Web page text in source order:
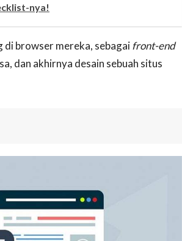
nya!
di browser mereka, sebagai front-end
dan akhirnya desain sebuah situs